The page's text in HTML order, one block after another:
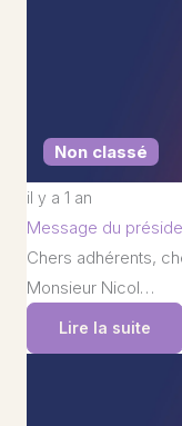
Non classé
il y a 1 an
Message du
Chers adhérents,
Monsieur Nicol…
Lire la suite